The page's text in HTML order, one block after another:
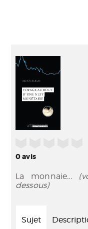
0avis
La monnaie...
dessous)
Sujet